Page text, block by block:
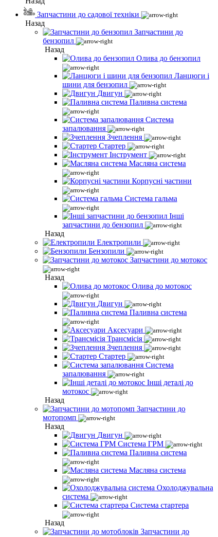
Запчастини до садової техніки
Назад
Запчастини до
бензопил
Назад
Олива до бензопил
Ланцюги і
шини для бензопил
Двигун
Паливна система
Система
запалювання
Зчеплення
Стартер
Інструмент
Масляна система
Корпусні частини
Система гальма
Інші
запчастини до бензопил
Назад
Електропили
Бензопили
Запчастини до мотокос
Назад
Олива до мотокос
Двигун
Паливна система
Аксесуари
Трансмісія
Зчеплення
Стартер
Система
запалювання
Інші деталі до
мотокос
Назад
Запчастини до
мотопомп
Назад
Двигун
Система ГРМ
Паливна система
Масляна система
Охолоджувальна
система
Система стартера
Назад
Запчастини до